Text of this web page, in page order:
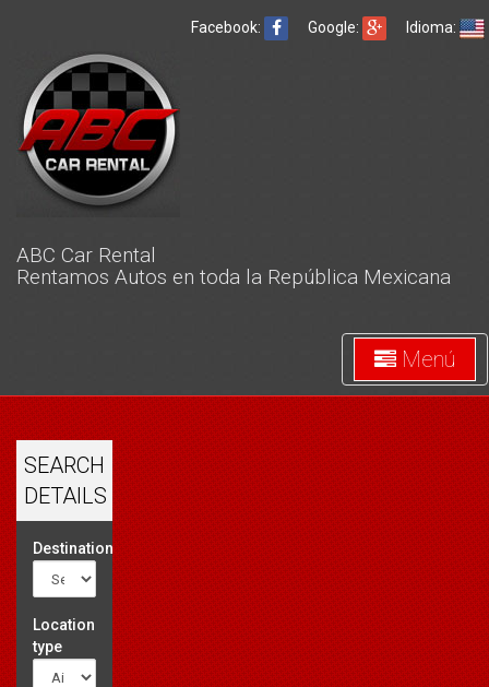
Idioma:
Google:
Facebook:
ABC Car Rental
Rentamos Autos en toda la República Mexicana
Menú
SEARCH
DETAILS
Destination
Location
type